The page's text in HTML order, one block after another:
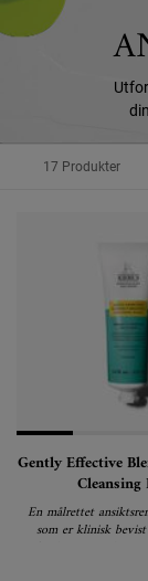
17 Produkter
Gently Effective
Cleansing
En målrettet
som er klinisk